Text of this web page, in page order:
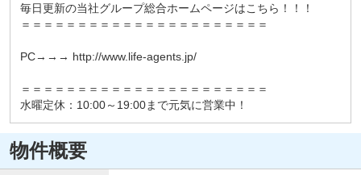
毎日更新の当社グループ総合ホームページはこちら！！！
＝＝＝＝＝＝＝＝＝＝＝＝＝＝＝＝＝＝＝＝＝＝
PC→→→ http://www.life-agents.jp/
＝＝＝＝＝＝＝＝＝＝＝＝＝＝＝＝＝＝＝＝＝＝
水曜定休：10:00～19:00まで元気に営業中！
物件概要